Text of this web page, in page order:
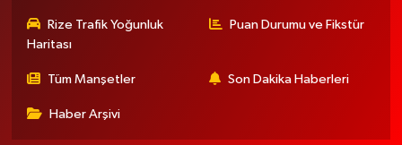
Rize Trafik Yoğunluk
Haritası
Puan Durumu ve Fikstür
Tüm Manşetler Son Dakika Haberleri
Haber Arşivi